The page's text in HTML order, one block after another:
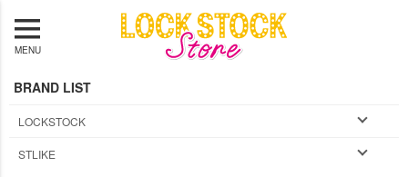
MENU
BRAND LIST
LOCKSTOCK
STLIKE